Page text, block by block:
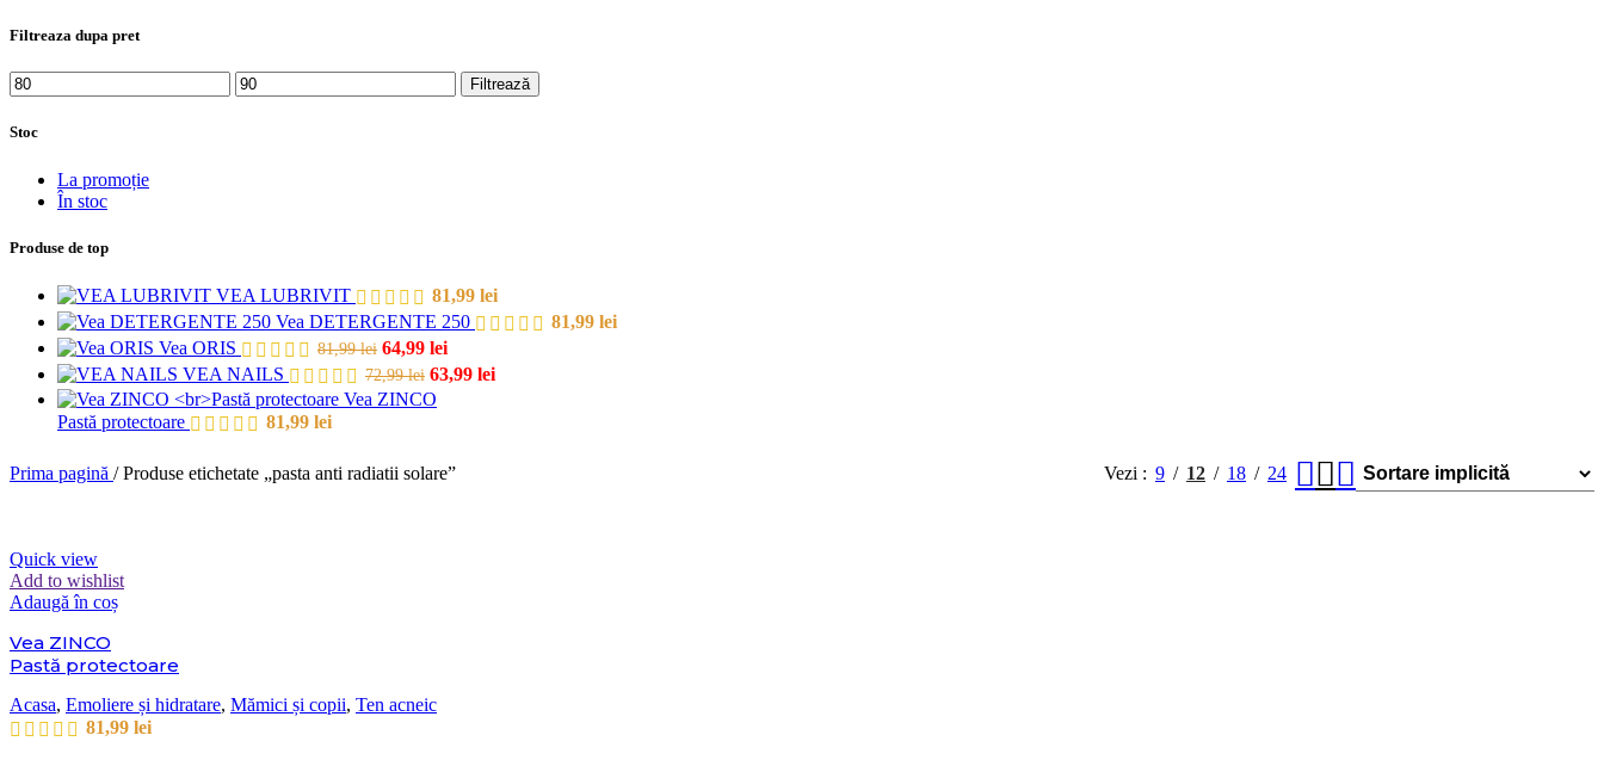
Filtreaza dupa pret
Preț
minim
Preț
maxim
Filtrează
Stoc
La promoție
În stoc
Produse de top
VEA LUBRIVIT 81,99 lei
Vea DETERGENTE 250
81,99 lei
Vea ORIS
81,99lei Prețul
inițial
a
fost:
64,99 leiPrețul
curent
este:
VEA NAILS 72,99lei Prețul
inițial
a
63,99 leiPrețul
Vea ZINCO
Pastă protectoare
81,99 lei
Prima pagină / Produse etichetate „pasta anti radiatii solare” Vezi 9 12 18 24
Quick view
Add to wishlist
Adaugă în coș
Vea ZINCO
Pastă protectoare
Acasa, Emoliere și hidratare, Mămici și copii, Ten acneic
81,99 lei